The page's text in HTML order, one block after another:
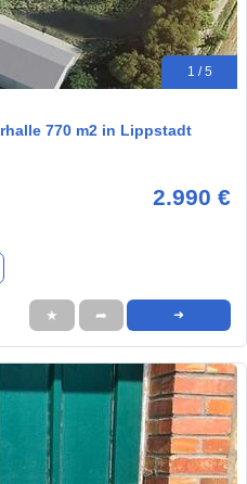
1 / 5
770 m2 in Lippstadt
2.990 €
★ ➦ ➜